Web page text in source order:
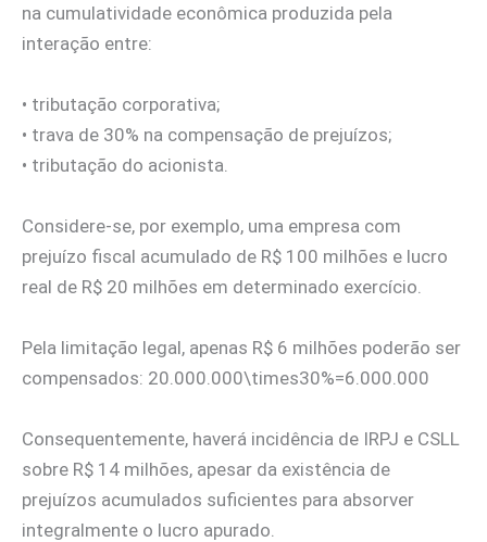
na cumulatividade econômica produzida pela
interação entre:
• tributação corporativa;
• trava de 30% na compensação de prejuízos;
• tributação do acionista.
Considere-se, por exemplo, uma empresa com
prejuízo fiscal acumulado de R$ 100 milhões e lucro
real de R$ 20 milhões em determinado exercício.
Pela limitação legal, apenas R$ 6 milhões poderão ser
compensados: 20.000.000\times30%=6.000.000
Consequentemente, haverá incidência de IRPJ e CSLL
sobre R$ 14 milhões, apesar da existência de
prejuízos acumulados suficientes para absorver
integralmente o lucro apurado.